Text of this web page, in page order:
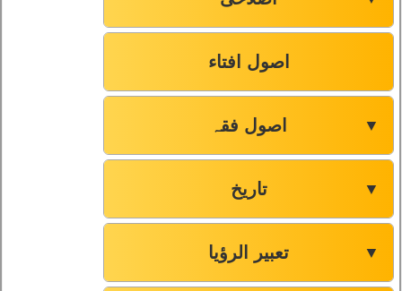
اصول افتاء
اصول فقہ ▼
تاریخ ▼
تعبیر الرؤیا ▼